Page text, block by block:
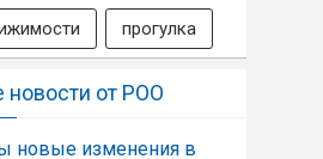
прогулка
новости от РОО
новые изменения в